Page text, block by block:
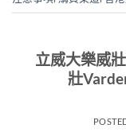
立威大樂威
壯